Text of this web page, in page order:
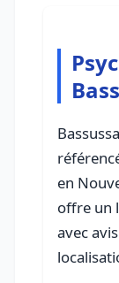
en
offre un
avec